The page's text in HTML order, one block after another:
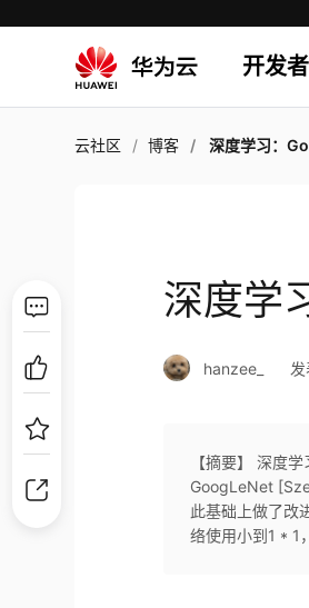
开发者
云社区 博客 深度学习：
深度学
hanzee_
【摘要】 深度
GoogLeNet
此基础上做了改
络使用小到1 * 1